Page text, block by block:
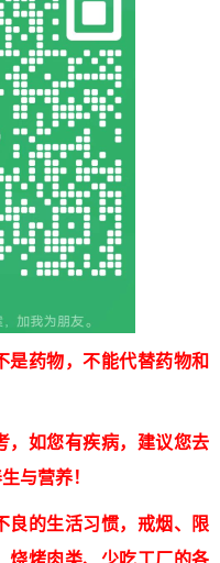
是药物，不能代替药物和
，如您有疾病，建议您去
与营养！
良的生活习惯，戒烟、限
烧烤肉类、少吃工厂的各